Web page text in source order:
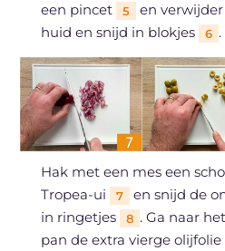
een pincet
5
en
huid en snijd in blokjes
6 .
Hak met een mes een
Tropea-ui
7
en snijd de
in ringetjes
8 . Ga naar
pan de extra vierge